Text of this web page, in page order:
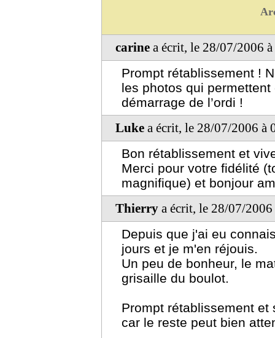
carine a écrit, le 28/07/2006
Prompt rétablissement !
les photos qui
démarrage de l’ordi !
Luke a écrit, le 28/07/2006 à
Bon rétablissement et
Merci pour votre fidélité
magnifique) et bonjour
Thierry a écrit, le 28/07/
Depuis que j'ai eu
jours et je m'en réjouis.
Un peu de bonheur, le
grisaille du boulot.
Prompt rétablissement
car le reste peut bien